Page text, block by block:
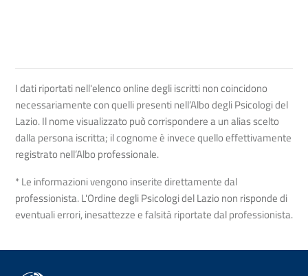
I dati riportati nell'elenco online degli iscritti non coincidono
necessariamente con quelli presenti nell’Albo degli Psicologi del
Lazio. Il nome visualizzato può corrispondere a un alias scelto
dalla persona iscritta; il cognome è invece quello effettivamente
registrato nell’Albo professionale.
* Le informazioni vengono inserite direttamente dal
professionista. L'Ordine degli Psicologi del Lazio non risponde di
eventuali errori, inesattezze e falsità riportate dal professionista.